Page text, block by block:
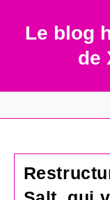
contentLe blog
de